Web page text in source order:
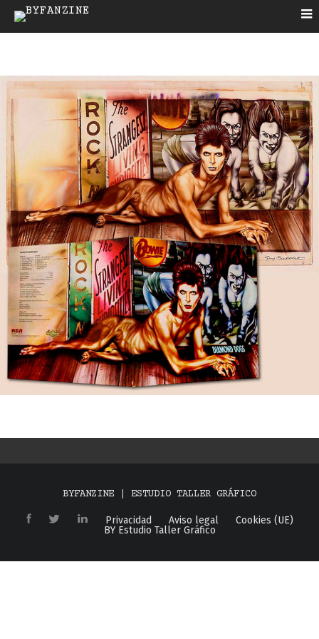
BYFANZINE | ESTUDIO TALLER GRÁFICO
Privacidad Aviso legal
Cookies (UE)
BY Estudio Taller Gráfico